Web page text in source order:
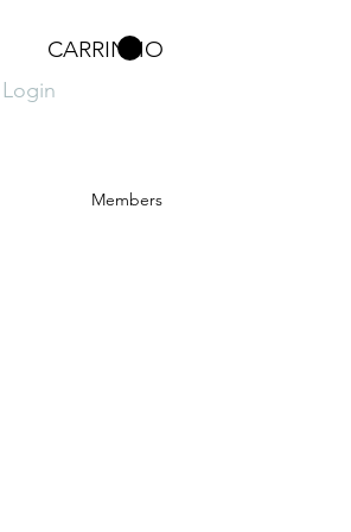
CARRINHO
Login
Members